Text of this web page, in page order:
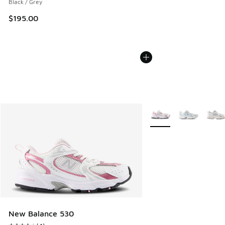
Black / Grey
$195.00
New Balance 530
Plus de couleurs